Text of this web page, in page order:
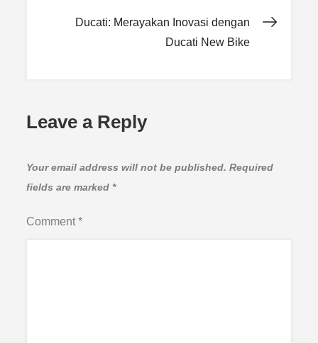
Ducati: Merayakan Inovasi dengan
Ducati New Bike
Leave a Reply
Your email address will not be published. Required
fields are marked *
Comment*